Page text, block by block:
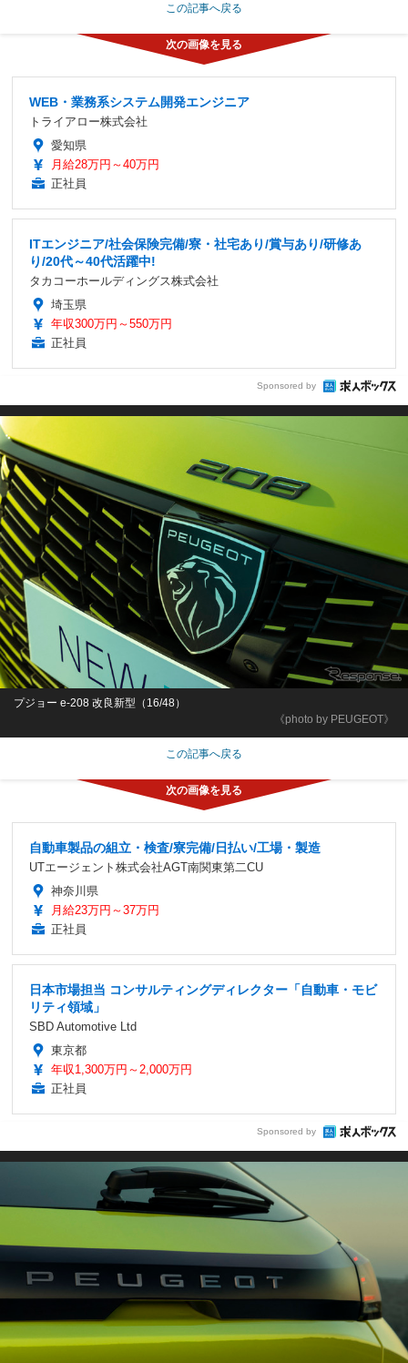
この記事へ戻る
WEB・業務系システム開発エンジニア
トライアロー株式会社
愛知県
月給28万円～40万円
正社員
ITエンジニア/社会保険完備/寮・社宅あり/賞与あり/研修あ
り/20代～40代活躍中!
タカコーホールディングス株式会社
埼玉県
年収300万円～550万円
正社員
Sponsored by
《photo by PEUGEOT》
プジョー e-208 改良新型（16/48）
この記事へ戻る
自動車製品の組立・検査/寮完備/日払い/工場・製造
UTエージェント株式会社AGT南関東第二CU
神奈川県
月給23万円～37万円
正社員
日本市場担当 コンサルティングディレクター「自動車・モビ
リティ領域」
SBD Automotive Ltd
東京都
年収1,300万円～2,000万円
正社員
Sponsored by